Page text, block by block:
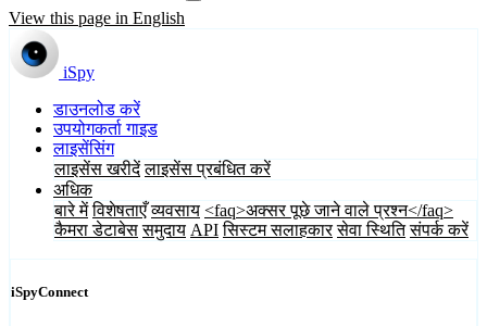
View this page in English
iSpy
डाउनलोड करें
उपयोगकर्ता गाइड
लाइसेंसिंग
लाइसेंस खरीदें लाइसेंस प्रबंधित करें
अधिक
बारे में विशेषताएँ व्यवसाय <faq>अक्सर पूछे जाने वाले प्रश्न</faq>
कैमरा डेटाबेस समुदाय API सिस्टम सलाहकार सेवा स्थिति संपर्क करें
iSpyConnect